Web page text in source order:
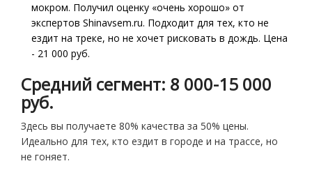
мокром. Получил оценку «очень хорошо» от
экспертов Shinavsem.ru. Подходит для тех, кто не
ездит на треке, но не хочет рисковать в дождь. Цена
- 21 000 руб.
Средний сегмент: 8 000-15 000
руб.
Здесь вы получаете 80% качества за 50% цены.
Идеально для тех, кто ездит в городе и на трассе, но
не гоняет.